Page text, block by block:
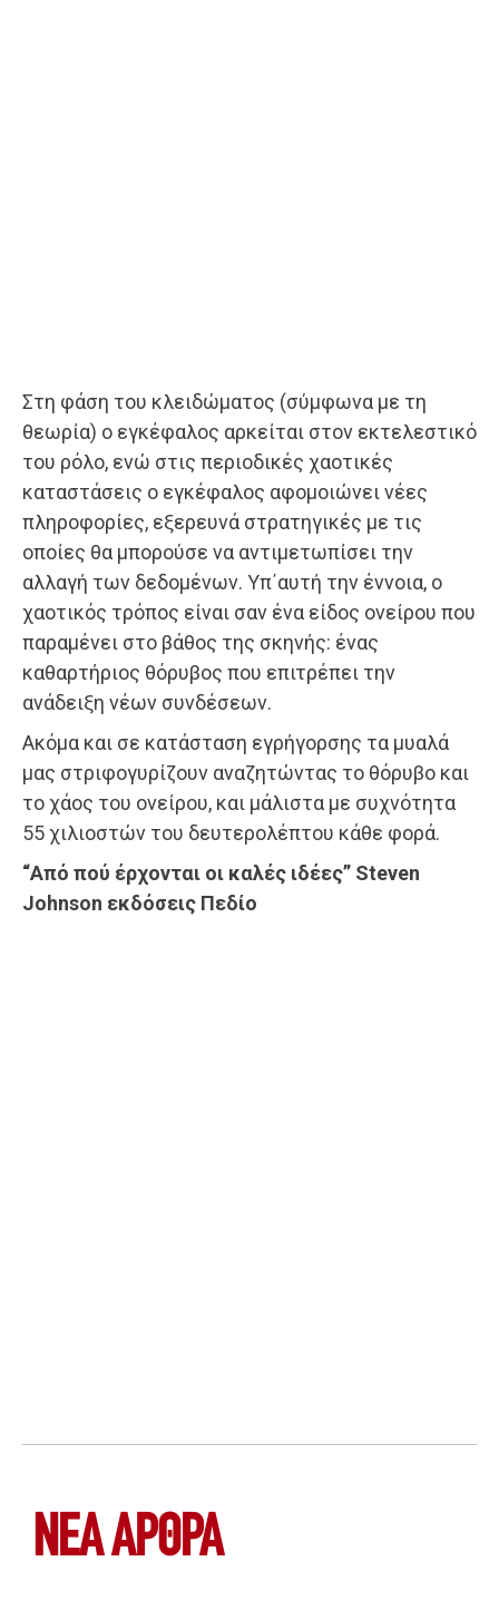
Στη φάση του κλειδώματος (σύμφωνα με τη
θεωρία) ο εγκέφαλος αρκείται στον εκτελεστικό
του ρόλο, ενώ στις περιοδικές χαοτικές
καταστάσεις ο εγκέφαλος αφομοιώνει νέες
πληροφορίες, εξερευνά στρατηγικές με τις
οποίες θα μπορούσε να αντιμετωπίσει την
αλλαγή των δεδομένων. Υπ΄αυτή την έννοια, ο
χαοτικός τρόπος είναι σαν ένα είδος ονείρου που
παραμένει στο βάθος της σκηνής: ένας
καθαρτήριος θόρυβος που επιτρέπει την
ανάδειξη νέων συνδέσεων.
Ακόμα και σε κατάσταση εγρήγορσης τα μυαλά
μας στριφογυρίζουν αναζητώντας το θόρυβο και
το χάος του ονείρου, και μάλιστα με συχνότητα
55 χιλιοστών του δευτερολέπτου κάθε φορά.
“Από πού έρχονται οι καλές ιδέες” Steven
Johnson εκδόσεις Πεδίο
ΝΕΑ ΆΡΘΡΑ